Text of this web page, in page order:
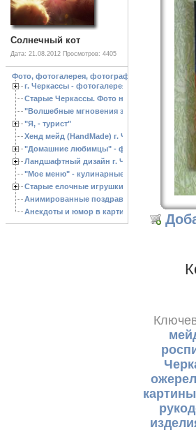
Солнечный кот
Дата: 21.08.2012 Просмотров: 4405
Фото, фотогалерея, фотографии Черкассы,
г. Черкассы - фотогалерея
Старые Черкассы. Фото начало ХХ ст.
"Волшебные мгновения зимы"
"Я, - турист"
Хенд мейд (HandMade) г. Черкассы, -
"Домашние любимцы" - фото
Ландшафтный дизайн г. Черкассы
"Мое меню" - кулинарные рецепты
Старые елочные игрушки
Анимированные поздравления с Новым
Анекдоты и юмор в картинках
картины